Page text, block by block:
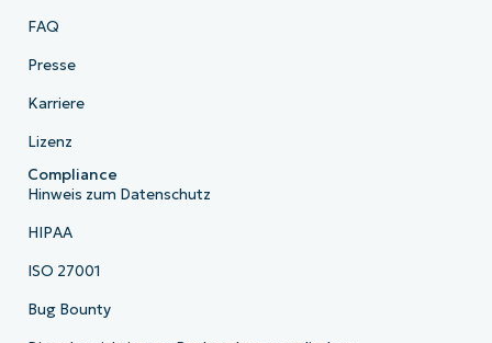
FAQ
Presse
Karriere
Lizenz
Compliance
Hinweis zum Datenschutz
HIPAA
ISO 27001
Bug Bounty